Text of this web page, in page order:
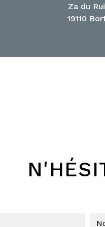
Za du
19110